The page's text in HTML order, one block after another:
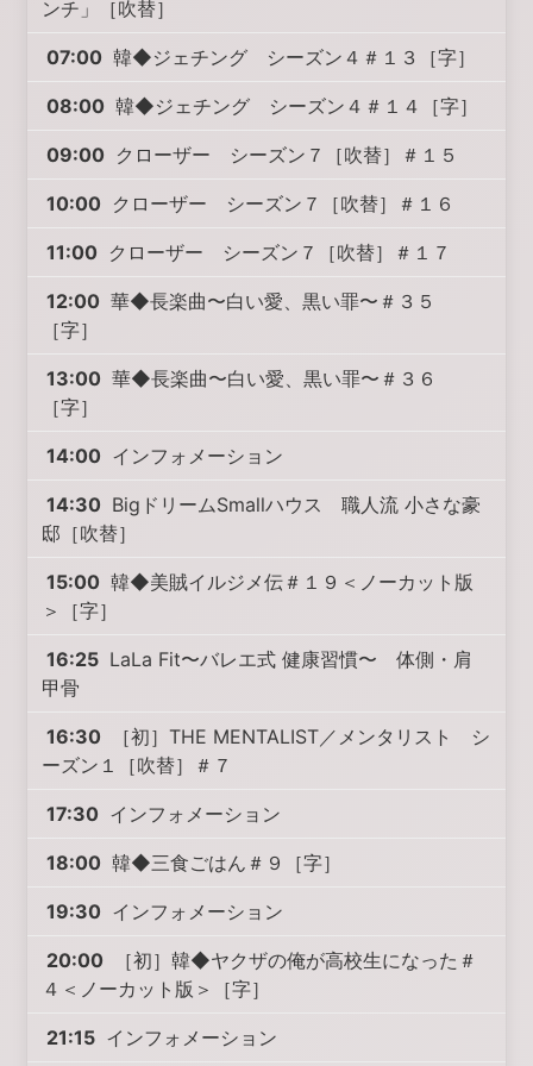
ンチ」［吹替］
07:00 韓◆ジェチング シーズン４＃１３［字］
08:00 韓◆ジェチング シーズン４＃１４［字］
09:00 クローザー シーズン７［吹替］＃１５
10:00 クローザー シーズン７［吹替］＃１６
11:00 クローザー シーズン７［吹替］＃１７
12:00 華◆長楽曲〜白い愛、黒い罪〜＃３５
［字］
13:00 華◆長楽曲〜白い愛、黒い罪〜＃３６
［字］
14:00 インフォメーション
14:30 BigドリームSmallハウス 職人流 小さな豪
邸［吹替］
15:00 韓◆美賊イルジメ伝＃１９＜ノーカット版
＞［字］
16:25 LaLa Fit〜バレエ式 健康習慣〜 体側・肩
甲骨
16:30
［初］THE MENTALIST／メンタリスト シ
ーズン１［吹替］＃７
17:30 インフォメーション
18:00 韓◆三食ごはん＃９［字］
19:30 インフォメーション
20:00
［初］韓◆ヤクザの俺が高校生になった＃
４＜ノーカット版＞［字］
21:15 インフォメーション